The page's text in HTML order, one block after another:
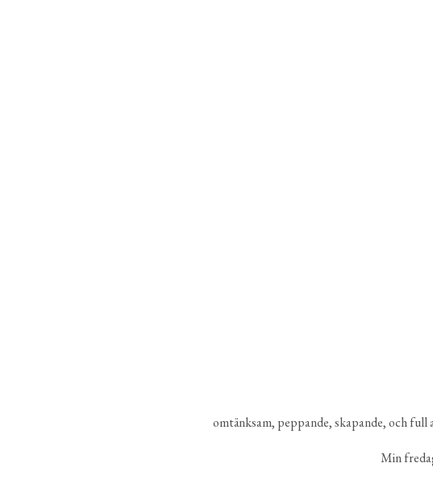
omtänksam, peppande, skapande, och
Min